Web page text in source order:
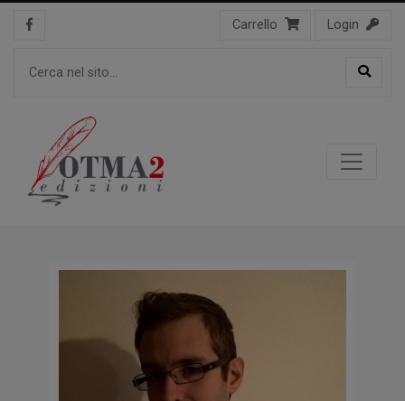
Carrello Login